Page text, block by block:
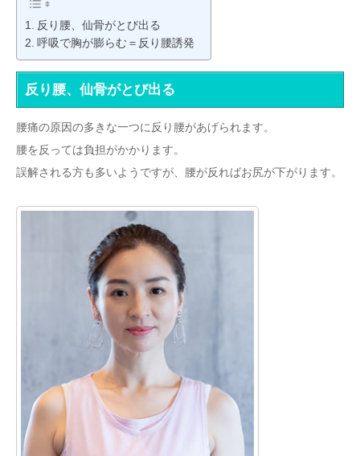
反り腰、仙骨がとび出る
呼吸で胸が膨らむ＝反り腰誘発
反り腰、仙骨がとび出る
腰痛の原因の多きな一つに反り腰があげられます。
腰を反っては負担がかかります。
誤解される方も多いようですが、腰が反ればお尻が下がります。